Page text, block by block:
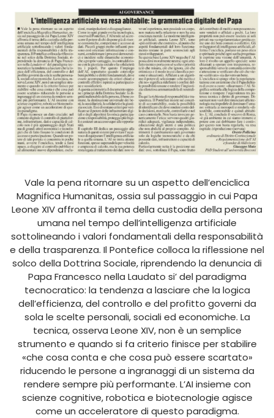
Vale la pena ritornare su un aspetto dell’enciclica
Magnifica Humanitas, ossia sul passaggio in cui Papa
Leone XIV affronta il tema della custodia della persona
umana nel tempo dell’intelligenza artificiale
sottolineando i valori fondamentali della responsabilità
e della trasparenza. Il Pontefice colloca la riflessione nel
solco della Dottrina Sociale, riprendendo la denuncia di
Papa Francesco nella Laudato si’ del paradigma
tecnocratico: la tendenza a lasciare che la logica
dell’efficienza, del controllo e del profitto governi da
sola le scelte personali, sociali ed economiche. La
tecnica, osserva Leone XIV, non è un semplice
strumento e quando si fa criterio finisce per stabilire
«che cosa conta e che cosa può essere scartato»
riducendo le persone a ingranaggi di un sistema da
rendere sempre più performante. L’AI insieme con
scienze cognitive, robotica e biotecnologie agisce
come un acceleratore di questo paradigma.